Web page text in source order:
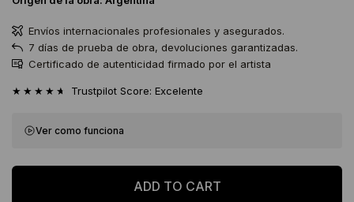
Envíos internacionales profesionales y asegurados.
7 días de prueba de obra, devoluciones garantizadas.
Certificado de autenticidad firmado por el artista
★★★★★ Trustpilot Score: Excelente
Ver como funciona